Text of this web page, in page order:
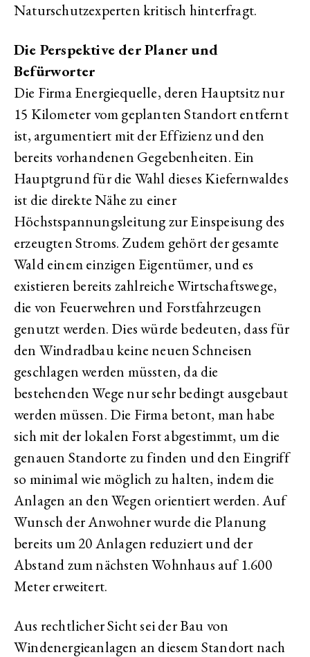
Naturschutzexperten kritisch hinterfragt.
Die Perspektive der Planer und
Befürworter
Die Firma Energiequelle, deren Hauptsitz nur
15 Kilometer vom geplanten Standort entfernt
ist, argumentiert mit der Effizienz und den
bereits vorhandenen Gegebenheiten. Ein
Hauptgrund für die Wahl dieses Kiefernwaldes
ist die direkte Nähe zu einer
Höchstspannungsleitung zur Einspeisung des
erzeugten Stroms. Zudem gehört der gesamte
Wald einem einzigen Eigentümer, und es
existieren bereits zahlreiche Wirtschaftswege,
die von Feuerwehren und Forstfahrzeugen
genutzt werden. Dies würde bedeuten, dass für
den Windradbau keine neuen Schneisen
geschlagen werden müssten, da die
bestehenden Wege nur sehr bedingt ausgebaut
werden müssen. Die Firma betont, man habe
sich mit der lokalen Forst abgestimmt, um die
genauen Standorte zu finden und den Eingriff
so minimal wie möglich zu halten, indem die
Anlagen an den Wegen orientiert werden. Auf
Wunsch der Anwohner wurde die Planung
bereits um 20 Anlagen reduziert und der
Abstand zum nächsten Wohnhaus auf 1.600
Meter erweitert.
Aus rechtlicher Sicht sei der Bau von
Windenergieanlagen an diesem Standort nach